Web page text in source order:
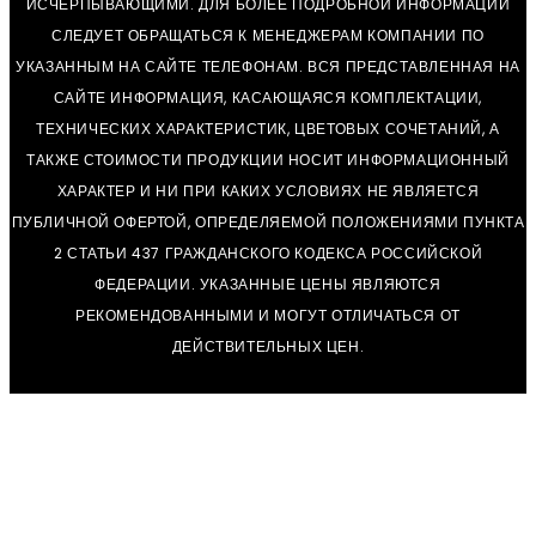
ИСЧЕРПЫВАЮЩИМИ. ДЛЯ БОЛЕЕ ПОДРОБНОЙ ИНФОРМАЦИИ
СЛЕДУЕТ ОБРАЩАТЬСЯ К МЕНЕДЖЕРАМ КОМПАНИИ ПО
УКАЗАННЫМ НА САЙТЕ ТЕЛЕФОНАМ. ВСЯ ПРЕДСТАВЛЕННАЯ НА
САЙТЕ ИНФОРМАЦИЯ, КАСАЮЩАЯСЯ КОМПЛЕКТАЦИИ,
ТЕХНИЧЕСКИХ ХАРАКТЕРИСТИК, ЦВЕТОВЫХ СОЧЕТАНИЙ, А
ТАКЖЕ СТОИМОСТИ ПРОДУКЦИИ НОСИТ ИНФОРМАЦИОННЫЙ
ХАРАКТЕР И НИ ПРИ КАКИХ УСЛОВИЯХ НЕ ЯВЛЯЕТСЯ
ПУБЛИЧНОЙ ОФЕРТОЙ, ОПРЕДЕЛЯЕМОЙ ПОЛОЖЕНИЯМИ ПУНКТА
2 СТАТЬИ 437 ГРАЖДАНСКОГО КОДЕКСА РОССИЙСКОЙ
ФЕДЕРАЦИИ. УКАЗАННЫЕ ЦЕНЫ ЯВЛЯЮТСЯ
РЕКОМЕНДОВАННЫМИ И МОГУТ ОТЛИЧАТЬСЯ ОТ
ДЕЙСТВИТЕЛЬНЫХ ЦЕН.